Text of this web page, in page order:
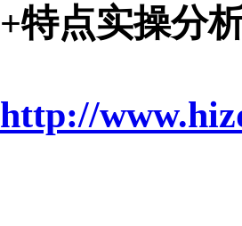
+特点实操分
http://